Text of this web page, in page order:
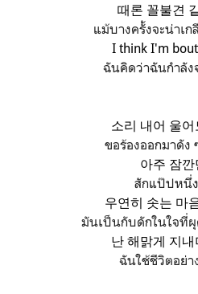
때론 꼴불견
แม้บางครั้งจะน่าเ
I think I'm
ฉันคิดว่าฉันกำลัง
소리 내어 울어
ขอร้องออกมาดัง
아주 잠깐
สักแป๊ปหนึ่
우연히 솟는 마
มันเป็นกับดักในใจที่
난 해맑게 지내
ฉันใช้ชีวิตอย่า